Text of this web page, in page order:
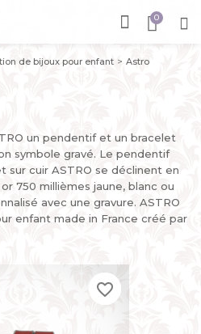
de bijoux pour enfant Astro
un pendentif et un bracelet
symbole gravé. Le pendentif
sur cuir ASTRO se déclinent en
750 millièmes jaune, blanc ou
avec une gravure. ASTRO
enfant made in France créé par
favorite_border
favorite_border
favorite_border